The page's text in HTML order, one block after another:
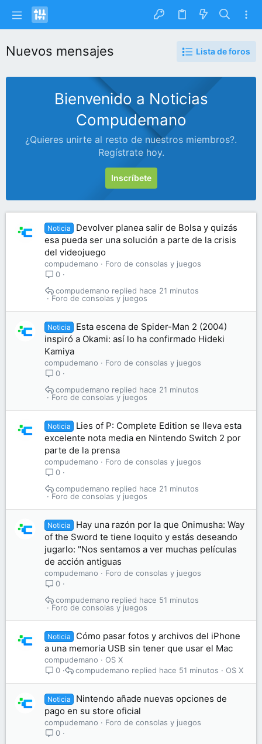
Nuevos mensajes Lista de foros
Bienvenido a Noticias
Compudemano
¿Quieres unirte al resto de nuestros miembros?.
Regístrate hoy.
Inscríbete
Noticia
Devolver planea salir de Bolsa y quizás
esa pueda ser una solución a parte de la crisis
del videojuego
compudemano
Foro de consolas y juegos
0
Foro de consolas y juegos
hace 21 minutos
compudemano
Noticia
Esta escena de Spider-Man 2 (2004)
inspiró a Okami: así lo ha confirmado Hideki
Kamiya
compudemano
Foro de consolas y juegos
0
Foro de consolas y juegos
hace 21 minutos
compudemano
Noticia
Lies of P: Complete Edition se lleva esta
excelente nota media en Nintendo Switch 2 por
parte de la prensa
compudemano
Foro de consolas y juegos
0
Foro de consolas y juegos
hace 21 minutos
compudemano
Noticia
Hay una razón por la que Onimusha: Way
of the Sword te tiene loquito y estás deseando
jugarlo: "Nos sentamos a ver muchas películas
de acción antiguas
compudemano
Foro de consolas y juegos
0
Foro de consolas y juegos
hace 51 minutos
compudemano
Noticia
Cómo pasar fotos y archivos del iPhone
a una memoria USB sin tener que usar el Mac
compudemano
OS X
0
OS X
hace 51 minutos
compudemano
Noticia
Nintendo añade nuevas opciones de
pago en su store oficial
compudemano
Foro de consolas y juegos
0